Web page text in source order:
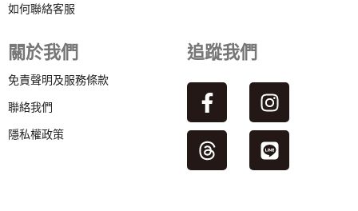
如何聯絡客服
關於我們
免責聲明及服務條款
聯絡我們
隱私權政策
追蹤我們